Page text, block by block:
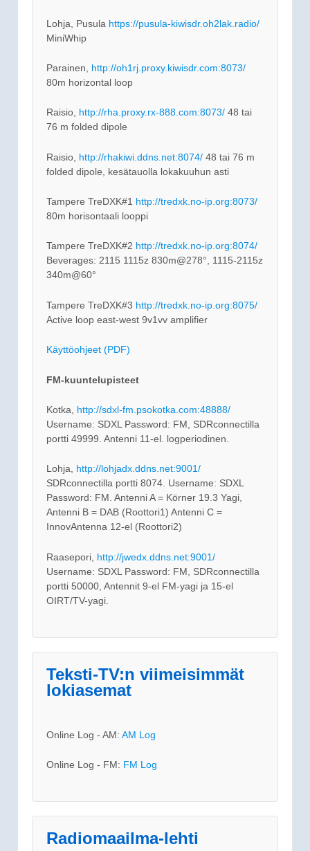
Lohja, Pusula https://pusula-kiwisdr.oh2lak.radio/
MiniWhip
Parainen, http://oh1rj.proxy.kiwisdr.com:8073/
80m horizontal loop
Raisio, http://rha.proxy.rx-888.com:8073/ 48 tai
76 m folded dipole
Raisio, http://rhakiwi.ddns.net:8074/ 48 tai 76 m
folded dipole, kesätauolla lokakuuhun asti
Tampere TreDXK#1 http://tredxk.no-ip.org:8073/
80m horisontaali looppi
Tampere TreDXK#2 http://tredxk.no-ip.org:8074/
Beverages: 2115 1115z 830m@278°, 1115-2115z
340m@60°
Tampere TreDXK#3 http://tredxk.no-ip.org:8075/
Active loop east-west 9v1vv amplifier
Käyttöohjeet (PDF)
FM-kuuntelupisteet
Kotka, http://sdxl-fm.psokotka.com:48888/
Username: SDXL Password: FM, SDRconnectilla
portti 49999. Antenni 11-el. logperiodinen.
Lohja, http://lohjadx.ddns.net:9001/
SDRconnectilla portti 8074. Username: SDXL
Password: FM. Antenni A = Körner 19.3 Yagi,
Antenni B = DAB (Roottori1) Antenni C =
InnovAntenna 12-el (Roottori2)
Raasepori, http://jwedx.ddns.net:9001/
Username: SDXL Password: FM, SDRconnectilla
portti 50000, Antennit 9-el FM-yagi ja 15-el
OIRT/TV-yagi.
Teksti-TV:n viimeisimmät
lokiasemat
Online Log - AM: AM Log
Online Log - FM: FM Log
Radiomaailma-lehti